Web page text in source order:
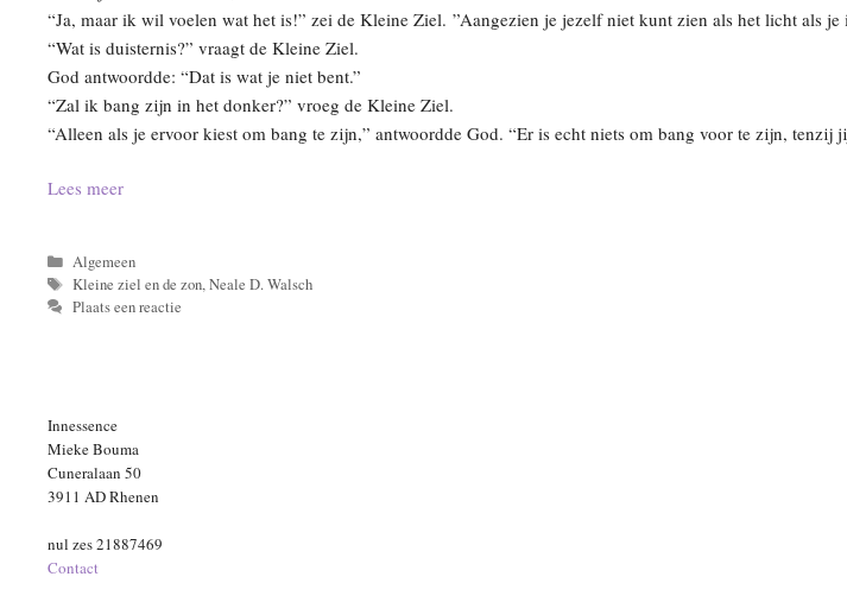
“Ja, maar ik wil voelen wat het is!” zei de Kleine Ziel. ”Aangezien je jezelf niet kunt zien als het licht als
“Wat is duisternis?” vraagt de Kleine Ziel.
God antwoordde: “Dat is wat je niet bent.”
“Zal ik bang zijn in het donker?” vroeg de Kleine Ziel.
“Alleen als je ervoor kiest om bang te zijn,” antwoordde God. “Er is echt niets om bang voor te zijn,
Lees meer
Categorieën
Algemeen
Tags
Kleine ziel en de zon,Neale D. Walsch
Plaats een reactie
Innessence
Mieke Bouma
Cuneralaan 50
3911 AD Rhenen
nul zes 21887469
Contact